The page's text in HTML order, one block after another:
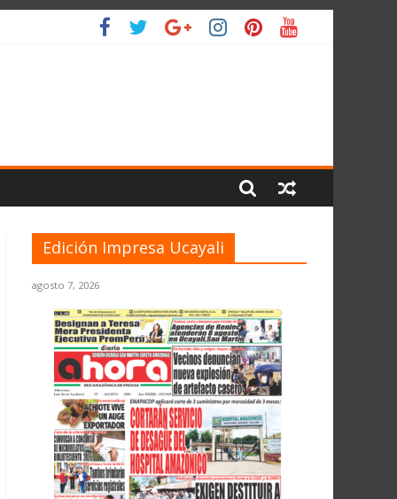
Edición Impresa Ucayali
agosto 7, 2026